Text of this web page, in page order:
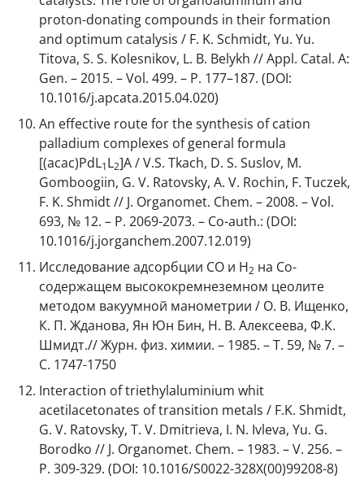
proton-donating compounds in their formation
and optimum catalysis / F. K. Schmidt, Yu. Yu.
Titova, S. S. Kolesnikov, L. B. Belykh // Appl. Catal. A:
Gen. – 2015. – Vol. 499. – P. 177–187. (DOI:
10.1016/j.apcata.2015.04.020)
An effective route for the synthesis of cation
palladium complexes of general formula
[(acac)PdL1L2]A / V.S. Tkach, D. S. Suslov, M.
Gomboogiin, G. V. Ratovsky, A. V. Roсhin, F. Tuczek,
F. K. Shmidt // J. Organomet. Chem. – 2008. – Vol.
693, № 12. – P. 2069-2073. – Co-auth.: (DOI:
10.1016/j.jorganchem.2007.12.019)
Исследование адсорбции CО и H2 на Co-
содержащем высококремнеземном цеолите
методом вакуумной манометрии / О. В. Ищенко,
К. П. Жданова, Ян Юн Бин, Н. В. Алексеева, Ф.К.
Шмидт.// Журн. физ. химии. – 1985. – Т. 59, № 7. –
С. 1747-1750
Interaction of triethylaluminium whit
acetilacetonates of transition metals / F.K. Shmidt,
G. V. Ratovsky, T. V. Dmitrieva, I. N. Ivleva, Yu. G.
Borodko // J. Organomet. Chem. – 1983. – V. 256. –
P. 309-329. (DOI: 10.1016/S0022-328X(00)99208-8)